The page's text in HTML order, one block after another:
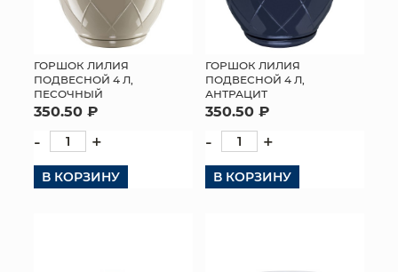
ГОРШОК ЛИЛИЯ
ПОДВЕСНОЙ 4 Л,
ПЕСОЧНЫЙ
350.50 ₽
- +
В КОРЗИНУ
ГОРШОК ЛИЛИЯ
ПОДВЕСНОЙ 4 Л,
АНТРАЦИТ
350.50 ₽
- +
В КОРЗИНУ